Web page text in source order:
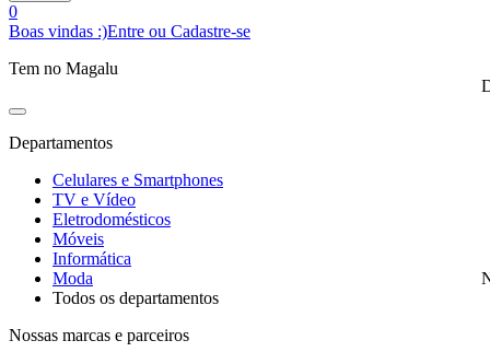
0
Boas vindas :)Entre ou Cadastre-se
Tem no Magalu
Departamentos
Celulares e Smartphones
TV e Vídeo
Eletrodomésticos
Móveis
Informática
Moda
Todos os departamentos
Nossas marcas e parceiros